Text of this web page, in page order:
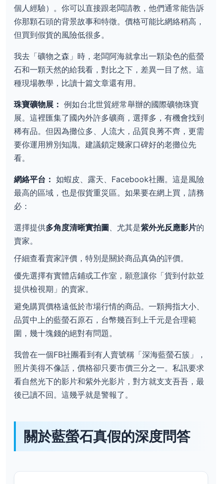
個人經驗）。你可以直接跟老闆請教，他們通常能告訴
你那顆石頭的背景故事和特徵。價格可能比網絡稍高，
但買到假貨的風險低很多。
我去「礦物之森」時，老闆阿海就拿出一顆染色的藍螢
石和一顆天然的給我看，對比之下，差異一目了然。這
種現場教學，比讀十篇文章還有用。
珠寶礦物展： 例如台北世貿經常舉辦的國際礦物珠寶
展。這裡匯集了國內外許多礦商，選擇多，有機會找到
稀有品。但因為攤位多、人流大，品質良莠不齊，更需
要你運用辨別知識。建議鎖定幾家口碑好的老攤位先
看。
網絡平台： 如蝦皮、露天、Facebook社團。這是風險
最高的區域，也是假貨重災區。如果要在網上買，請務
必：
選擇提供多角度清晰實拍圖 、尤其是紫外光反應影片的
賣家。
仔細查看賣家評價，特別是關於商品真偽的評價。
優先選擇有實體店鋪或工作室，願意讓你「貨到付款並
提供檢視期」的賣家。
避免購買價格遠低於市場行情的商品。一顆拇指大小、
品質中上的藍螢石原石，台幣幾百到上千元是合理範
圍，幾十塊錢的絕對有問題。
我曾在一個FB社團看到有人賣號稱「深海藍螢石簇」，
照片美得不像話，價格卻只要市價三分之一。私訊要求
看自然光下的影片和紫外光影片，對方就支支吾吾，最
後已讀不回。這幾乎就是警報了。
關於藍螢石真假的深度問答